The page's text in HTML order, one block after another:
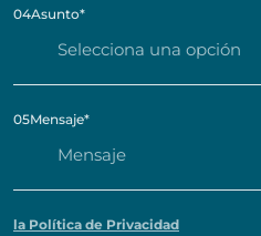
04Asunto*
05Mensaje*
la Política de Privacidad